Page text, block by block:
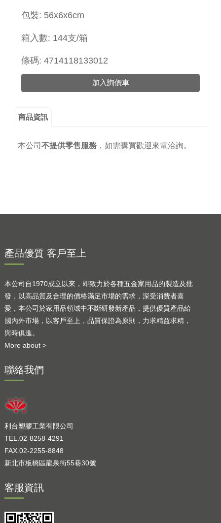
包裝: 56x6x6cm
箱入數: 144支/箱
條碼: 4714118133012
加入詢價車
商品資訊
本公司 不提供零售服務， 如需購買歡迎來電洽詢。
產品優質 客戶至上
本公司自1970成立以來，即致力於各種五金家用品的製造及批
發，以高品質及合理的價格滿足市場的需求，深受消費者喜
愛，本公司於家用品領域中不斷研發新產品，提供優質產品給
國內外市場，以客戶至上，品質保證為原則，力求精益求精，
與時俱進。
More about >
聯絡我們
利台塑膠工業有限公司
TEL.02-8258-4291
FAX.02-2255-8848
新北市板橋區龍泉街55巷30號
客服資訊